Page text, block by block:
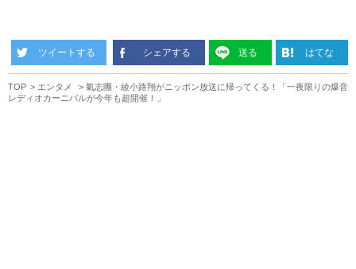
ツイートする シェアする 送る はてな
TOP エンタメ
氣志團・綾小路翔がニッポン放送に帰ってくる！「一夜限りの爆音
レディオカーニバルが今年も超開催！」